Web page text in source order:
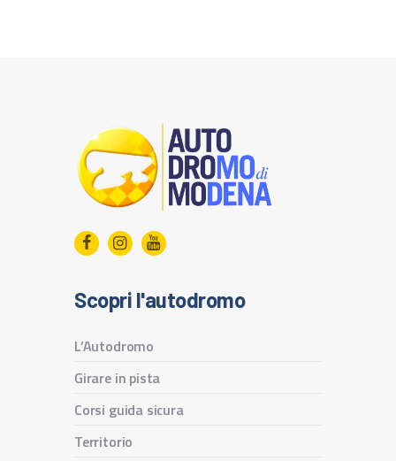
Scopri l'autodromo
L’Autodromo
Girare in pista
Corsi guida sicura
Territorio